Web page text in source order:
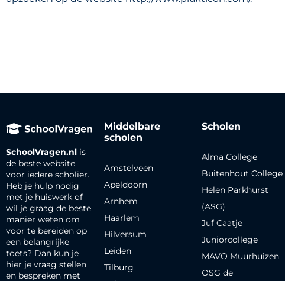
SchoolVragen.nl is
de beste website
voor iedere scholier.
Heb je hulp nodig
met je huiswerk of
wil je graag de beste
manier weten om
voor te bereiden op
een belangrijke
toets? Dan kun je
hier je vraag stellen
en bespreken met
Middelbare
scholen
Amstelveen
Apeldoorn
Arnhem
Haarlem
Hilversum
Leiden
Tilburg
Scholen
Alma College
Buitenhout College
Helen Parkhurst
(ASG)
Juf Caatje
Juniorcollege
MAVO Muurhuizen
OSG de